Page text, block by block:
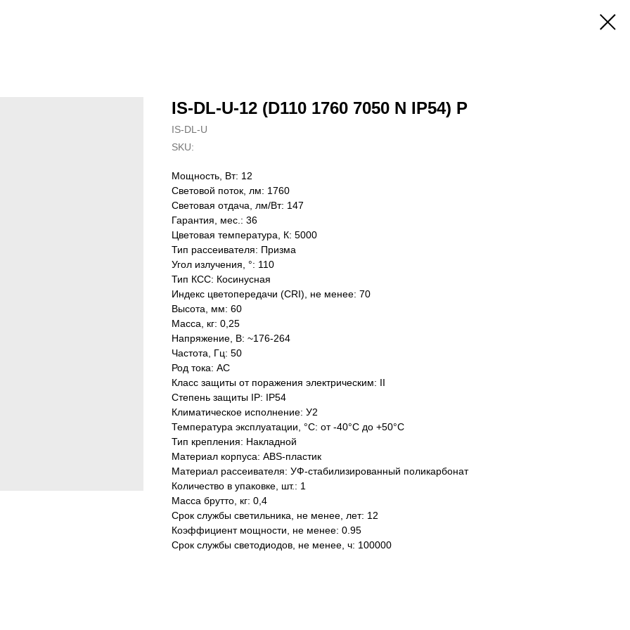
IS-DL-U-12 (D110 1760 7050 N IP54) P
IS-DL-U
SKU:
Мощность, Вт: 12
Световой поток, лм: 1760
Световая отдача, лм/Вт: 147
Гарантия, мес.: 36
Цветовая температура, К: 5000
Тип рассеивателя: Призма
Угол излучения, °: 110
Тип КСС: Косинусная
Индекс цветопередачи (CRI), не менее: 70
Высота, мм: 60
Масса, кг: 0,25
Напряжение, В: ~176-264
Частота, Гц: 50
Род тока: AC
Класс защиты от поражения электрическим: II
Степень защиты IP: IP54
Климатическое исполнение: У2
Температура эксплуатации, °С: от -40°C до +50°C
Тип крепления: Накладной
Материал корпуса: ABS-пластик
Материал рассеивателя: УФ-стабилизированный поликарбонат
Количество в упаковке, шт.: 1
Масса брутто, кг: 0,4
Срок службы светильника, не менее, лет: 12
Коэффициент мощности, не менее: 0.95
Срок службы светодиодов, не менее, ч: 100000